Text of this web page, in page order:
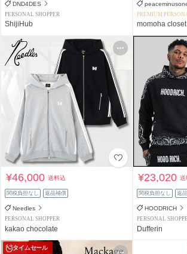
DND4DES
PERSONAL SHOPPER
ShijiHub
PREMIUM
momoha closet
¥46,000送料込
関税負担なし 返品補償
Needles
PERSONAL SHOPPER
kakao chocolate
¥23,020送
関税負担なし 返
HOODRICH
PERSONAL
Dufferin
タイムセール